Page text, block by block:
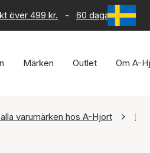
över 499 kr. - 60 dagars
Märken Outlet Om A-
varumärken hos A-Hjort